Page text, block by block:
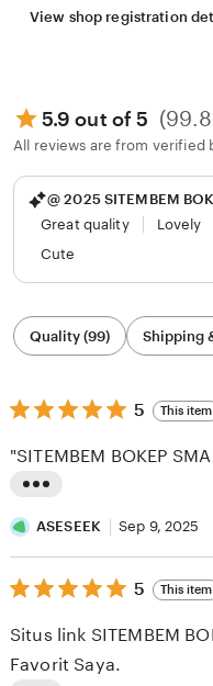
View shop registration
5.9 out of 5
All reviews are from verified
@ 2025 SITEMBEM
Great quality
Lovely
Cute
Filter
by
category
Quality (99) Shipping
5
out
5
stars
5 This item
i
s
t
n
g
"SITEMBEM BOKEP
ASESEEK Sep 9, 2025
5
out
5
stars
5 This item
Situs link SITEMBEM
Favorit Saya.